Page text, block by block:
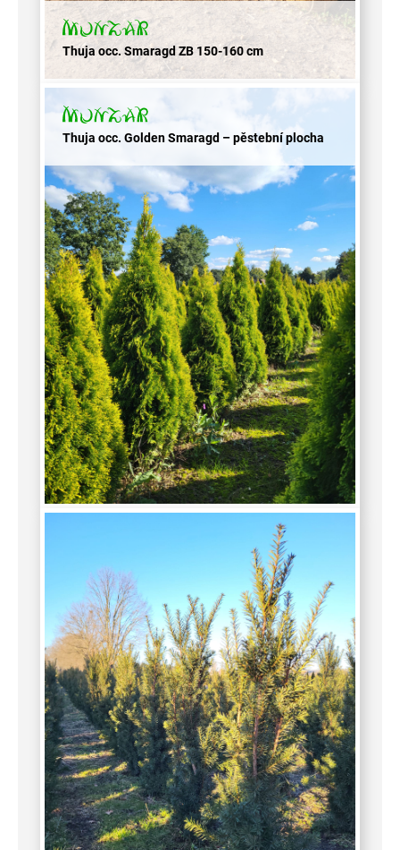
Thuja occ. Smaragd ZB 150-160 cm
Thuja occ. Golden Smaragd – pěstební plocha